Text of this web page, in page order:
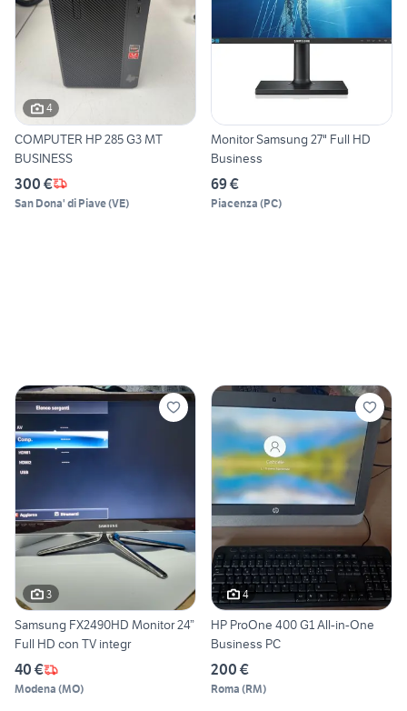
4
COMPUTER HP 285 G3 MT
BUSINESS
300 €
San Dona' di Piave(VE)
Monitor Samsung 27" Full HD
Business
69 €
Piacenza (PC)
3
Samsung FX2490HD Monitor 24”
Full HD con TV integr
40 €
Modena (MO)
4
HP ProOne 400 G1 All-in-One
Business PC
200 €
Roma (RM)